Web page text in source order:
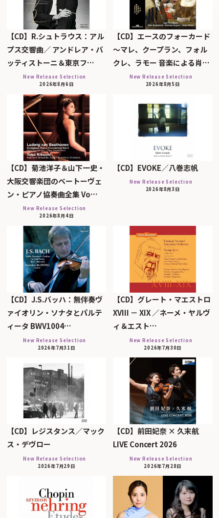
【CD】R.シュトラウス：アル
プス交響曲／ アンドレア・バ
ッティストーニ＆東京フ…
New Release Selection
2026年8月6日
【CD】エースのフォーカード
～マレ、クープラン、フォル
クレ、ラモー 音楽による肖…
New Release Selection
2026年8月5日
【CD】菊池洋子＆山下一史・
大阪交響楽団のベートーヴェ
ン・ピアノ協奏曲全集 Vo…
New Release Selection
2026年8月4日
【CD】EVOKE／八巻志帆
New Release Selection
2026年8月3日
【CD】J.S.バッハ：無伴奏ヴ
ァイオリン・ソナタとパルテ
ィータ BWV1004…
New Release Selection
2026年7月31日
【CD】グレート・マエストロ
XVIII － XIX ／ネーメ・ヤルヴ
ィ＆エスト…
New Release Selection
2026年7月30日
【CD】レジスタンス／マック
ス・デヴロー
New Release Selection
2026年7月29日
【CD】前田妃奈 × 久末航
LIVE Concert 2026
New Release Selection
2026年7月28日